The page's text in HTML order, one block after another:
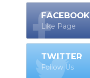
FACEBOOK
Like Page
TWITTER
Follow Us